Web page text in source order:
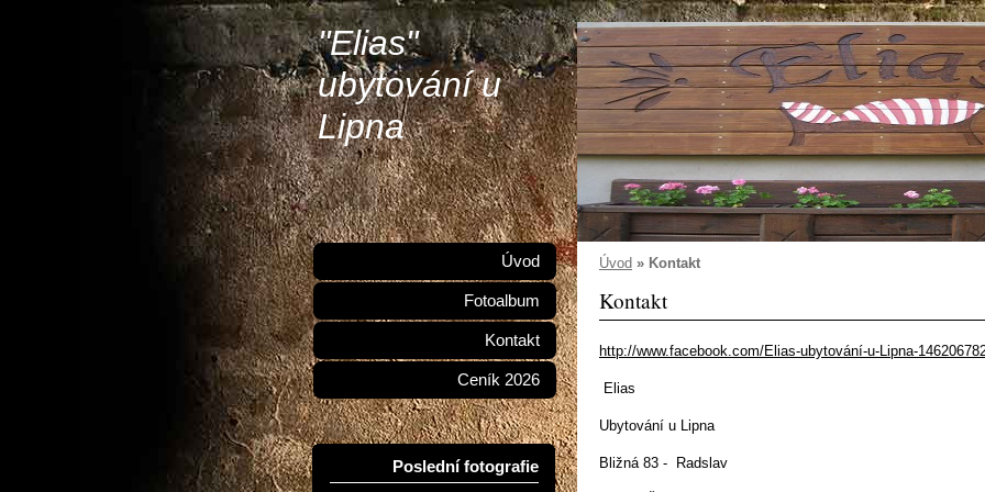
"Elias"
ubytování u
Lipna
Úvod » Kontakt
Kontakt
http://www.facebook.com/Elias-ubytování-u-Lipna-
Elias
Ubytování u Lipna
Bližná 83 - Radslav
Úvod
Fotoalbum
Kontakt
Ceník 2026
Poslední fotografie